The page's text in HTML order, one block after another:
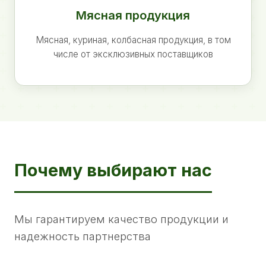
Мясная продукция
Мясная, куриная, колбасная продукция, в том
числе от эксклюзивных поставщиков
Почему выбирают нас
Мы гарантируем качество продукции и
надежность партнерства